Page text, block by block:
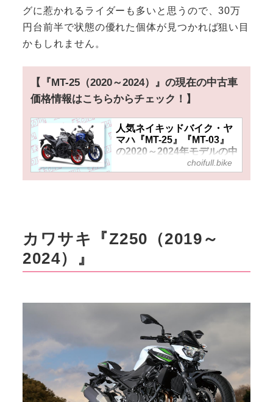
グに惹かれるライダーも多いと思うので、30万
円台前半で状態の優れた個体が見つかれば狙い目
かもしれません。
【『MT-25（2020～2024）』の現在の中古車
価格情報はこちらからチェック！】
人気ネイキッドバイク・ヤ
マハ『MT-25』『MT-03』
の2020～2024年モデルの中
古車はいくらで買える？ 価
格的には大差ないから選ぶ
choifull.bike
カワサキ『Z250（2019～
2024）』